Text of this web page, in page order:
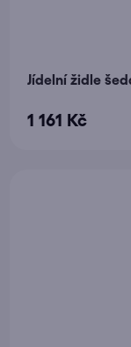
Jídelní židle
1 161 Kč